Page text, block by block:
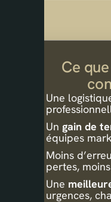
Ce
Une
Ungain de
équipes
Moins
pertes,
Une
urgences,